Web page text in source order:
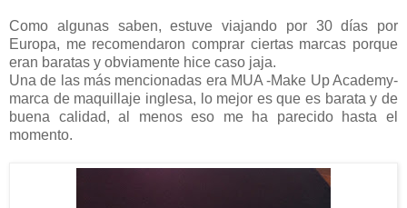
Como algunas saben, estuve viajando por 30 días por
Europa, me recomendaron comprar ciertas marcas porque
eran baratas y obviamente hice caso jaja.
Una de las más mencionadas era MUA -Make Up Academy-
marca de maquillaje inglesa, lo mejor es que es barata y de
buena calidad, al menos eso me ha parecido hasta el
momento.